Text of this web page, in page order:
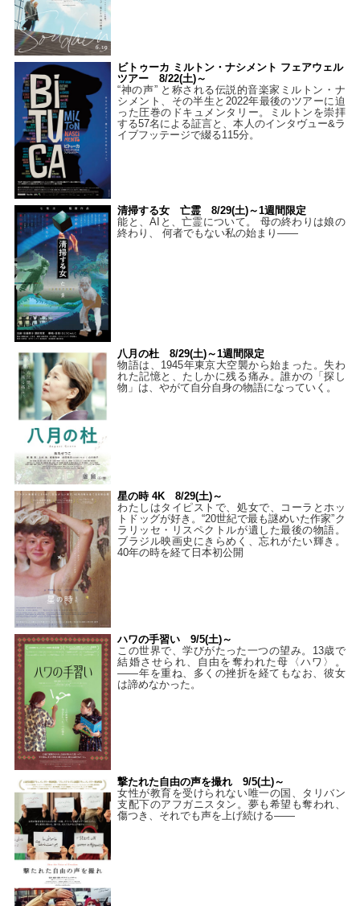
ビトゥーカ ミルトン・ナシメント フェアウェル
ツアー 8/22(土)～
“神の声” と称される伝説的音楽家ミルトン・ナ
シメント、その半生と2022年最後のツアーに迫
った圧巻のドキュメンタリー。ミルトンを崇拝
する57名による証言と、本人のインタヴュー&ラ
イブフッテージで綴る115分。
清掃する女 亡霊 8/29(土)～1週間限定
能と、AIと、亡霊について。 母の終わりは娘の
終わり、 何者でもない私の始まり――
八月の杜 8/29(土)～1週間限定
物語は、1945年東京大空襲から始まった。失わ
れた記憶と、たしかに残る痛み。誰かの「探し
物」は、やがて自分自身の物語になっていく。
星の時 4K 8/29(土)～
わたしはタイピストで、処⼥で、コーラとホッ
トドッグが好き。“20世紀で最も謎めいた作家”ク
ラリッセ・リスペクトルが遺した最後の物語。
ブラジル映画史にきらめく、忘れがたい輝き。
40年の時を経て⽇本初公開
ハワの手習い 9/5(土)～
この世界で、学びがたった一つの望み。13歳で
結婚させられ、自由を奪われた母〈ハワ〉。
——年を重ね、多くの挫折を経てもなお、彼女
は諦めなかった。
撃たれた自由の声を撮れ 9/5(土)～
女性が教育を受けられない唯一の国、タリバン
支配下のアフガニスタン。夢も希望も奪われ、
傷つき、それでも声を上げ続ける——